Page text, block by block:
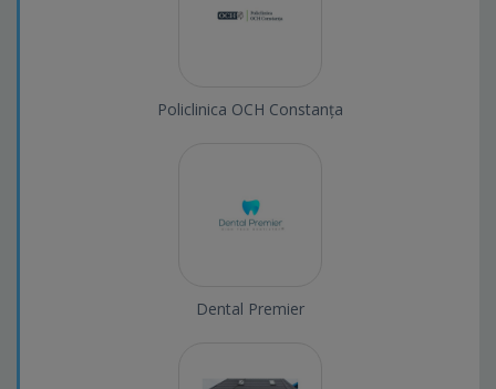
Policlinica OCH Constanța
Dental Premier